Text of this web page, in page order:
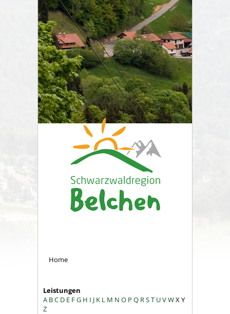
Home
Leistungen
A BC D E FG H I J K L M N O P Q RST UVWXY
Z